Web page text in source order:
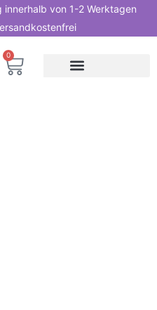
innerhalb von 1-2 Werktagen
0
Warenkorb